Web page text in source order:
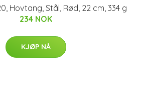
Hovtang, Stål, Rød, 22 cm, 334 g
234 NOK
KJØP NÅ